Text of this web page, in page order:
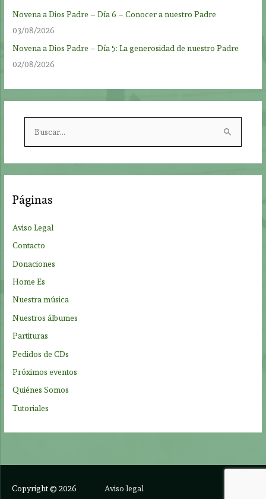
Novena a Dios Padre – Día 6 – Conocer a nuestro Padre
03/08/2026
Novena a Dios Padre – Día 5: La generosidad de nuestro Padre
02/08/2026
c
r
:
Páginas
Aviso Legal
Contacto
Donaciones
Home Es
Nuestra música
Nuestros álbumes
Partituras
Pedidos de CDs
Próximos eventos
Quiénes Somos
Tutoriales
Copyright © 2026 Aviso legal